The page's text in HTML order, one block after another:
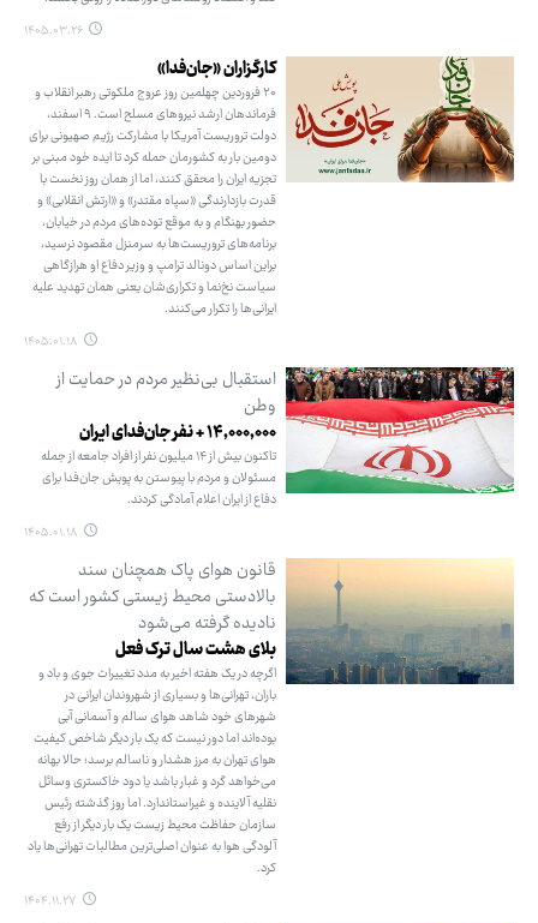
۱۴۰۵.۰۳.۲۶
کارگزاران «جان‌فدا»
۲۰ فروردین چهلمین روز عروج ملکوتی رهبر انقلاب و
فرماندهان ارشد نیروهای مسلح است. ۹ اسفند،
دولت تروریست آمریکا با مشارکت رژیم صهیونی برای
دومین بار به کشورمان حمله کرد تا ایده خود مبنی بر
تجزیه ایران را محقق کنند، اما از همان روز نخست با
قدرت بازدارندگی «سپاه مقتدر» و «ارتش انقلابی» و
حضور بهنگام و به موقع توده‌های مردم در خیابان،
برنامه‌های تروریست‌ها به سرمنزل مقصود نرسید،
براین اساس دونالد ترامپ و وزیر دفاع او هرازگاهی
سیاست نخ‌نما و تکراری‌شان یعنی همان تهدید علیه
ایرانی‌ها را تکرار می‌کنند.
۱۴۰۵.۰۱.۱۸
استقبال بی‌نظیر مردم در حمایت از
وطن
۱۴,۰۰۰,۰۰۰ + نفر جان‌فدای ایران
تاکنون بیش از ۱۴ میلیون نفر از افراد جامعه از جمله
مسئولان و مردم با پیوستن به پویش جان‌فدا برای
دفاع از ایران اعلام آمادگی کردند.
۱۴۰۵.۰۱.۱۸
قانون هوای پاک همچنان سند
بالادستی محیط زیستی کشور است که
نادیده گرفته می‌شود
بلای هشت سال ترک فعل
اگرچه در یک هفته اخیر به مدد تغییرات جوی و باد و
باران، تهرانی‌ها و بسیاری از شهروندان ایرانی در
شهرهای خود شاهد هوای سالم و آسمانی آبی
بوده‌اند اما دور نیست که یک بار دیگر شاخص کیفیت
هوای تهران به مرز هشدار و ناسالم برسد؛ حالا بهانه
می‌خواهد گرد و غبار باشد یا دود خاکستری وسائل
نقلیه آلاینده و غیراستاندارد. اما روز گذشته رئیس
سازمان حفاظت محیط زیست یک بار دیگر از رفع
آلودگی هوا به عنوان اصلی‌ترین مطالبات تهرانی‌ها یاد
کرد.
۱۴۰۴.۱۱.۲۷